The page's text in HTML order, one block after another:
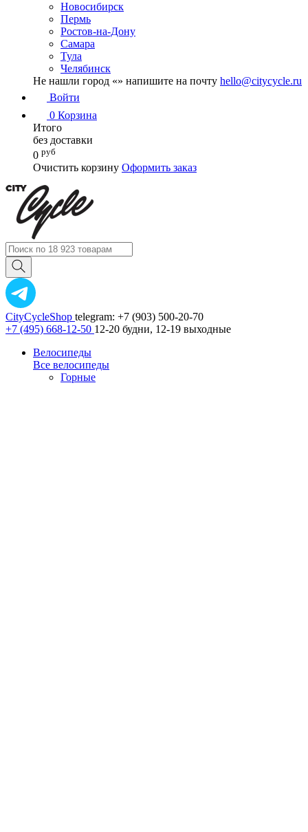
Новосибирск
Пермь
Ростов-на-Дону
Самара
Тула
Челябинск
Не нашли город «» напишите на почту hello@citycycle.ru
Войти
0 Корзина
Итого
без доставки
0 руб
Очистить корзину Оформить заказ
CityCycleShop telegram: +7 (903) 500-20-70
+7 (495) 668-12-50 12-20 будни, 12-19 выходные
Велосипеды
Все велосипеды
Горные